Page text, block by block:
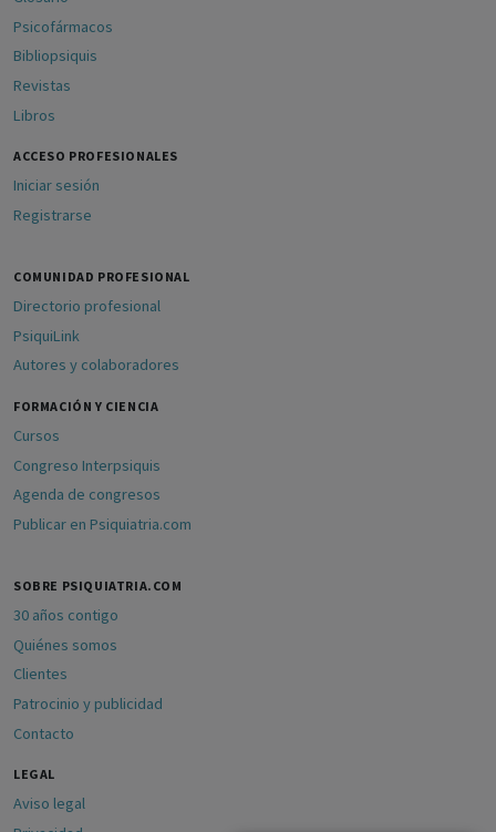
Psicofármacos
Bibliopsiquis
Revistas
Libros
ACCESO PROFESIONALES
Iniciar sesión
Registrarse
COMUNIDAD PROFESIONAL
Directorio profesional
PsiquiLink
Autores y colaboradores
FORMACIÓN Y CIENCIA
Cursos
Congreso Interpsiquis
Agenda de congresos
Publicar en Psiquiatria.com
SOBRE PSIQUIATRIA.COM
30 años contigo
Quiénes somos
Clientes
Patrocinio y publicidad
Contacto
LEGAL
Aviso legal